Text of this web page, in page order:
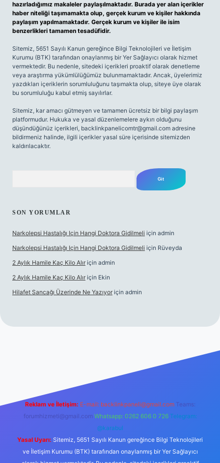
hazırladığımız makaleler paylaşılmaktadır. Burada yer alan içerikler
haber niteliği taşımamakta olup, gerçek kurum ve kişiler hakkında
paylaşım yapılmamaktadır. Gerçek kurum ve kişiler ile isim
benzerlikleri tamamen tesadüfidir.
Sitemiz, 5651 Sayılı Kanun gereğince Bilgi Teknolojileri ve İletişim
Kurumu (BTK) tarafından onaylanmış bir Yer Sağlayıcı olarak hizmet
vermektedir. Bu nedenle, sitedeki içerikleri proaktif olarak denetleme
veya araştırma yükümlülüğümüz bulunmamaktadır. Ancak, üyelerimiz
yazdıkları içeriklerin sorumluluğunu taşımakta olup, siteye üye olarak
bu sorumluluğu kabul etmiş sayılırlar.
Sitemiz, kar amacı gütmeyen ve tamamen ücretsiz bir bilgi paylaşım
platformudur. Hukuka ve yasal düzenlemelere aykırı olduğunu
düşündüğünüz içerikleri, backlinkpanelicomtr@gmail.com adresine
bildirmeniz halinde, ilgili içerikler yasal süre içerisinde sitemizden
kaldırılacaktır.
SON YORUMLAR
Narkolepsi Hastalığı Için Hangi Doktora Gidilmeli için admin
Narkolepsi Hastalığı Için Hangi Doktora Gidilmeli için Rüveyda
2 Aylık Hamile Kaç Kilo Alır için admin
2 Aylık Hamile Kaç Kilo Alır için Ekin
Hilafet Sancağı Üzerinde Ne Yazıyor için admin
Reklam ve İletişim: E-mail: backlinkpaneli@gmail.com Teams:
forumhizmeti@gmail.com Whatsapp: 0262 606 0 726 Telegram:
@karabul
Yasal Uyarı: Sitemiz, 5651 Sayılı Kanun gereğince Bilgi Teknolojileri
ve İletişim Kurumu (BTK) tarafından onaylanmış bir Yer Sağlayıcı